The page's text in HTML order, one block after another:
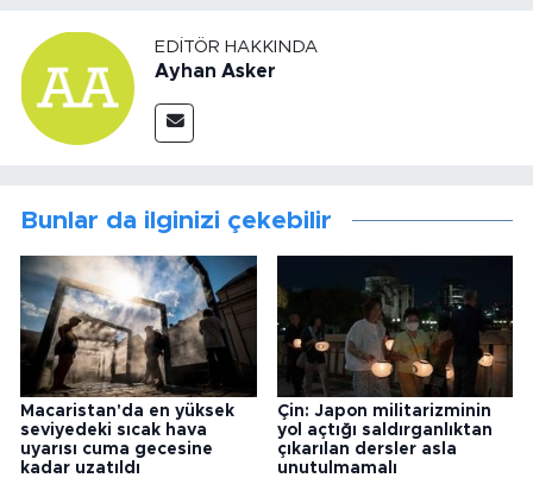
EDITÖR HAKKINDA
Ayhan Asker
Bunlar da ilginizi çekebilir
Macaristan'da en yüksek
seviyedeki sıcak hava
uyarısı cuma gecesine
kadar uzatıldı
Çin: Japon militarizminin
yol açtığı saldırganlıktan
çıkarılan dersler asla
unutulmamalı